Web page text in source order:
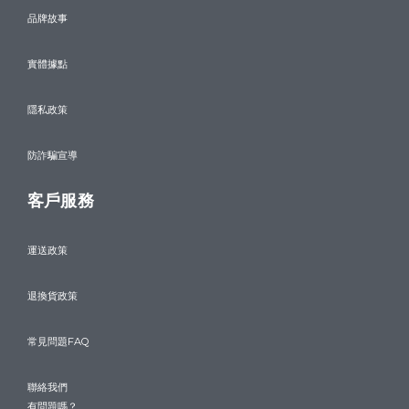
品牌故事
實體據點
隱私政策
防詐騙宣導
客戶服務
運送政策
退換貨政策
常見問題FAQ
聯絡我們
有問題嗎？